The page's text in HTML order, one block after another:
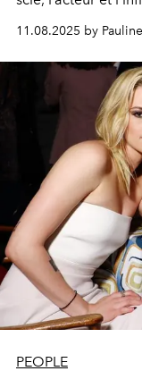
11.08.2025 by
PEOPLE